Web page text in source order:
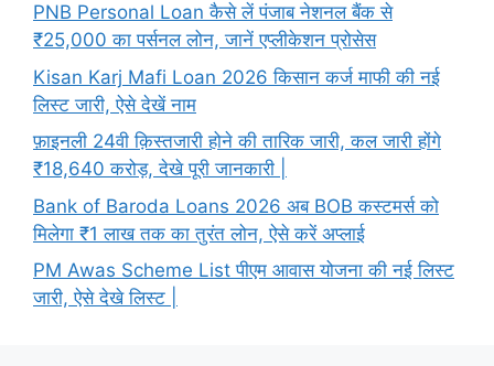
PNB Personal Loan कैसे लें पंजाब नेशनल बैंक से
₹25,000 का पर्सनल लोन, जानें एप्लीकेशन प्रोसेस
Kisan Karj Mafi Loan 2026 किसान कर्ज माफी की नई
लिस्ट जारी, ऐसे देखें नाम
फ़ाइनली 24वी क़िस्तजारी होने की तारिक जारी, कल जारी होंगे
₹18,640 करोड़, देखे पूरी जानकारी |
Bank of Baroda Loans 2026 अब BOB कस्टमर्स को
मिलेगा ₹1 लाख तक का तुरंत लोन, ऐसे करें अप्लाई
PM Awas Scheme List पीएम आवास योजना की नई लिस्ट
जारी, ऐसे देखे लिस्ट |